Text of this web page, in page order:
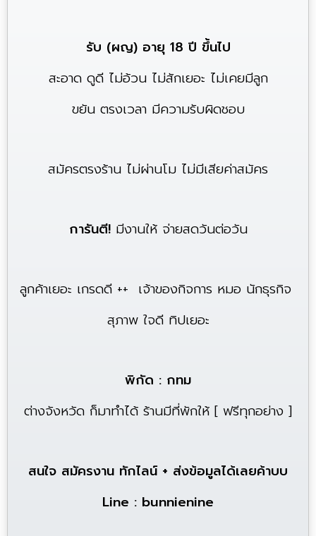
รับ (ผญ) อายุ 18 ปี ขึ้นไป
สะอาด ดูดี ไม่อ้วน ไม่สักเยอะ ไม่เคยมีลูก
ขยัน ตรงเวลา มีความรับผิดชอบ
สมัครตรงร้าน ไม่ผ่านโม ไม่มีเสียค่าสมัคร
การันตี!มีงานให้ จ่ายสดวันต่อวัน
ลูกค้าเยอะ เกรดดี ++ เจ้าของกิจการ หมอ นักธุรกิจ
สุภาพ ใจดี ทิปเยอะ
พิกัด : กทม
ต่างจังหวัด ก็มาทำได้ ร้านมีที่พักให้ [ ฟรีทุกอย่าง ]
สนใจ สมัครงาน ทักไลน์ + ส่งข้อมูลได้เลยค้าบบ
Line : bunnienine